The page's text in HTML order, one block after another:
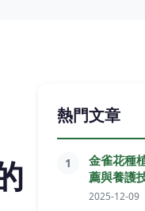
熱門文章
1
金雀花種
薦與養護
2025-12-09